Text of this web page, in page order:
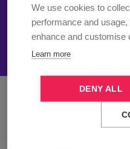
We use cookies to
performance and
enhance and customise
Learn more
DENY ALL